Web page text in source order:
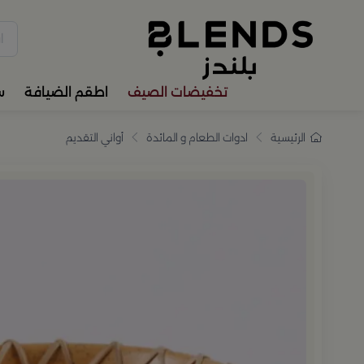
تسوّق من بلندز تشكيلة تضم
تخفيضات الصيف اطقم الضيافة
الرئيسية ادوات الطعام و المائدة أواني التقديم